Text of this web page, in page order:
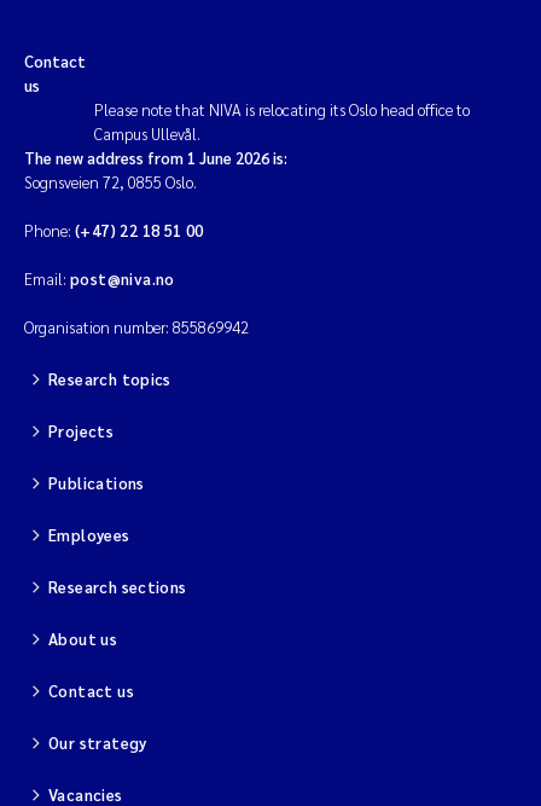
Contact
us
Please note that NIVA is relocating its Oslo head office to
Campus Ullevål.
The new address from 1 June 2026 is:
Sognsveien 72, 0855 Oslo.
Phone: (+47) 22 18 51 00
Email: post@niva.no
Organisation number: 855869942
Research topics
Projects
Publications
Employees
Research sections
About us
Contact us
Our strategy
Vacancies